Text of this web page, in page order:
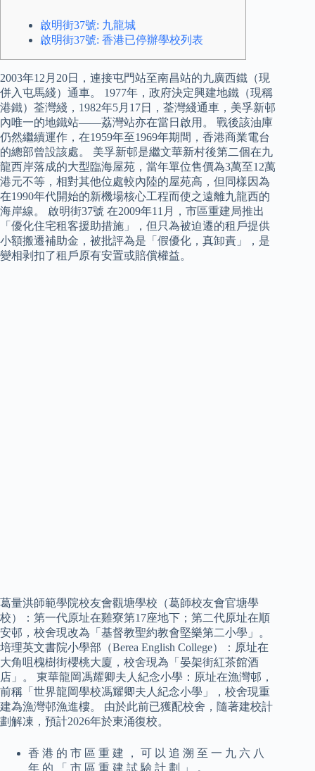
啟明街37號: 九龍城
啟明街37號: 香港已停辦學校列表
2003年12月20日，連接屯門站至南昌站的九廣西鐵（現
併入屯馬綫）通車。 1977年，政府決定興建地鐵（現稱
港鐵）荃灣綫，1982年5月17日，荃灣綫通車，美孚新邨
內唯一的地鐵站——荔灣站亦在當日啟用。 戰後該油庫
仍然繼續運作，在1959年至1969年期間，香港商業電台
的總部曾設該處。 美孚新邨是繼文華新村後第二個在九
龍西岸落成的大型臨海屋苑，當年單位售價為3萬至12萬
港元不等，相對其他位處較內陸的屋苑高，但同樣因為
在1990年代開始的新機場核心工程而使之遠離九龍西的
海岸線。 啟明街37號 在2009年11月，市區重建局推出
「優化住宅租客援助措施」，但只為被迫遷的租戶提供
小額搬遷補助金，被批評為是「假優化，真卸責」，是
變相剥扣了租戶原有安置或賠償權益。
葛量洪師範學院校友會觀塘學校（葛師校友會官塘學
校）：第一代原址在雞寮第17座地下；第二代原址在順
安邨，校舍現改為「基督教聖約教會堅樂第二小學」。
培理英文書院小學部（Berea English College）：原址在
大角咀槐樹街櫻桃大廈，校舍現為「晏架街紅茶館酒
店」。 東華龍岡馮耀卿夫人紀念小學：原址在漁灣邨，
前稱「世界龍岡學校馮耀卿夫人紀念小學」，校舍現重
建為漁灣邨漁進樓。 由於此前已獲配校舍，隨著建校計
劃解凍，預計2026年於東涌復校。
香 港 的 市 區 重 建 ， 可 以 追 溯 至 一 九 六 八
年 的 「 市 區 重 建 試 驗 計 劃 」 。